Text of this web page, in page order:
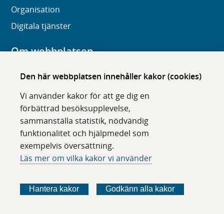
Den här webbplatsen innehåller kakor (cookies)
Vi använder kakor för att ge dig en
förbättrad besöksupplevelse,
sammanställa statistik, nödvändig
funktionalitet och hjälpmedel som
exempelvis översättning.
Läs mer om vilka kakor vi använder
Hantera kakor Godkänn alla kakor
Organisation
Digitala tjänster
Om webbplatsen
Om karolinska.se
Tillgänglighet
Om cookies
Följ oss i sociala medier
ö
l
ö
l
ö
l